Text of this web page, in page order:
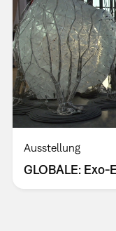
Ausstellung
GLOBALE: